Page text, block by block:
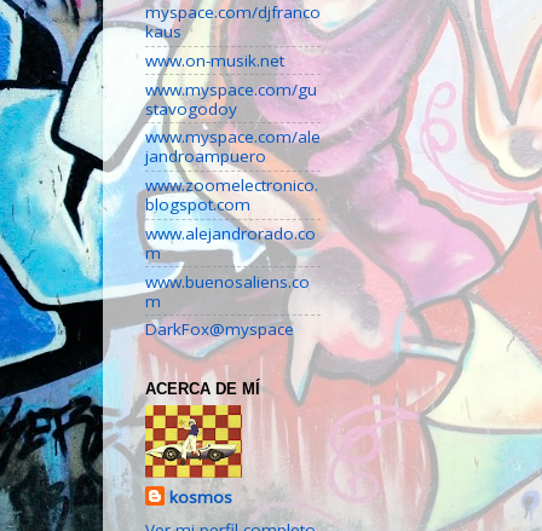
myspace.com/djfranco
kaus
www.on-musik.net
www.myspace.com/gu
stavogodoy
www.myspace.com/ale
jandroampuero
www.zoomelectronico.
blogspot.com
www.alejandrorado.co
m
www.buenosaliens.co
m
DarkFox@myspace
ACERCA DE MÍ
kosmos